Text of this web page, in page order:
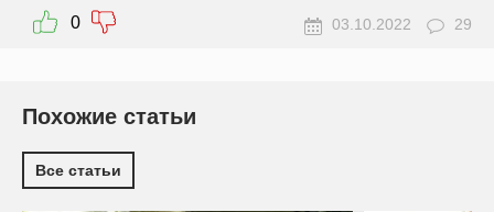
0 03.10.2022 29
Похожие статьи
Все статьи